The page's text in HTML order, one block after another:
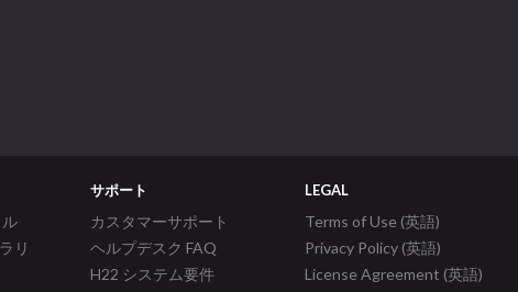
リ
サポート
カスタマーサポート
ヘルプデスク FAQ
H22 システム要件
LEGAL
Terms of Use (英語)
Privacy Policy (英語)
License Agreement (英語)